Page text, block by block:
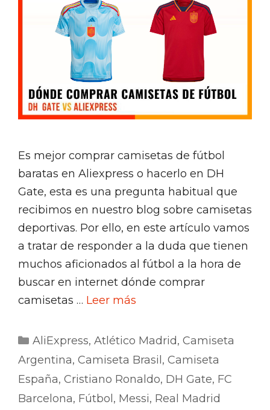
Es mejor comprar camisetas de fútbol
baratas en Aliexpress o hacerlo en DH
Gate, esta es una pregunta habitual que
recibimos en nuestro blog sobre camisetas
deportivas. Por ello, en este artículo vamos
a tratar de responder a la duda que tienen
muchos aficionados al fútbol a la hora de
buscar en internet dónde comprar
camisetas … Leer más
Categorías
AliExpress, Atlético Madrid, Camiseta
Argentina, Camiseta Brasil , Camiseta
España, Cristiano Ronaldo, DH Gate, FC
Barcelona, Fútbol , Messi, Real Madrid